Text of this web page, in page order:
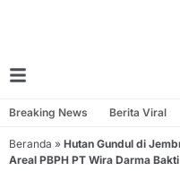
Breaking News Berita Viral
Beranda » Hutan Gundul di
Areal PBPH PT Wira Darma Bakti